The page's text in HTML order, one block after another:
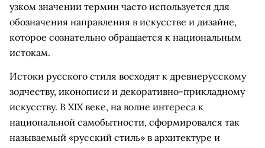
узком значении термин часто используется для
обозначения направления в искусстве и дизайне,
которое сознательно обращается к национальным
истокам.
Истоки русского стиля восходят к древнерусскому
зодчеству, иконописи и декоративно-прикладному
искусству. В XIX веке, на волне интереса к
национальной самобытности, сформировался так
называемый «русский стиль» в архитектуре и